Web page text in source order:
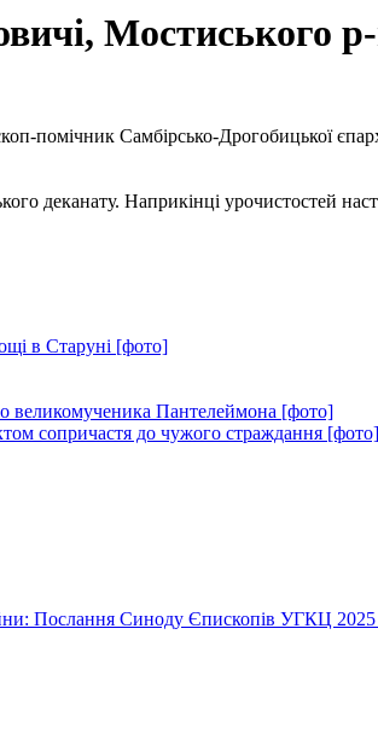
Мостиського
помічник Самбірсько-Дрогобицької
деканату. Наприкінці урочистостей
в Старуні [фото]
великомученика Пантелеймона [фото]
сопричастя до чужого страждання [фото]
Послання Синоду Єпископів УГКЦ